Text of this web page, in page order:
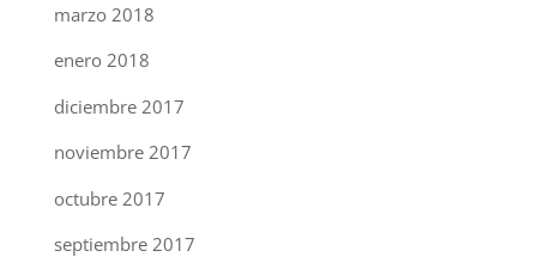
marzo 2018
enero 2018
diciembre 2017
noviembre 2017
octubre 2017
septiembre 2017